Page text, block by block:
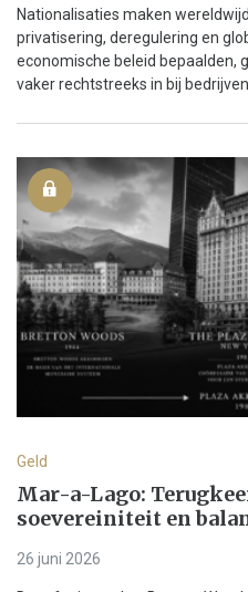
Nationalisaties maken
privatisering, deregulering en
economische beleid bepaalden,
vaker rechtstreeks in bij
Geld
Mar-a-Lago:
soevereiniteit en
26 juni 2026